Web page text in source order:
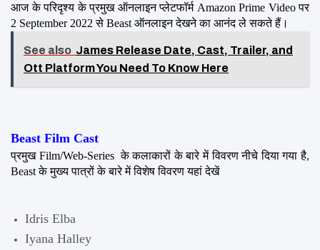
आज के परिदृश्य के प्रमुख ऑनलाइन प्लेटफॉर्म Amazon Prime Video पर
2 September 2022 से Beast ऑनलाइन देखने का आनंद ले सकते हैं।
See also James Release Date, Cast, Trailer, and
Ott Platform You Need To Know Here
Beast Film Cast
प्रमुख Film/Web-Series  के कलाकारों के बारे में विवरण नीचे दिया गया है,
Beast के मुख्य पात्रों के बारे में विशेष विवरण यहां देखें
Idris Elba
Iyana Halley